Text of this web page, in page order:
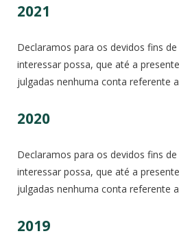
2021
Declaramos para os devidos fins
interessar possa, que até a
julgadas nenhuma conta referente
2020
Declaramos para os devidos fins
interessar possa, que até a
julgadas nenhuma conta referente
2019